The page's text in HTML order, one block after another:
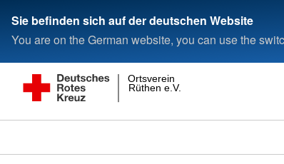
Sie befinden sich auf der deutschen Website
You are on the German website, you can use the
Rüthen e.V.
Ortsverein